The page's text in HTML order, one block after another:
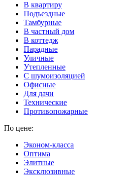
В квартиру
Подъездные
Тамбурные
В частный дом
В коттедж
Парадные
Уличные
Утепленные
C шумоизоляцией
Офисные
Для дачи
Технические
Противопожарные
По цене:
Эконом-класса
Оптима
Элитные
Эксклюзивные